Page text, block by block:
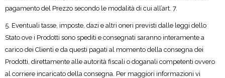
pagamento del Prezzo secondo le modalità di cui all’art. 7.
5. Eventuali tasse, imposte, dazi e altri oneri previsti dalle leggi dello
Stato ove i Prodotti sono spediti e consegnati saranno interamente a
carico dei Clienti e da questi pagati al momento della consegna dei
Prodotti, direttamente alle autorità fiscali o doganali competenti ovvero
al corriere incaricato della consegna. Per maggiori informazioni vi